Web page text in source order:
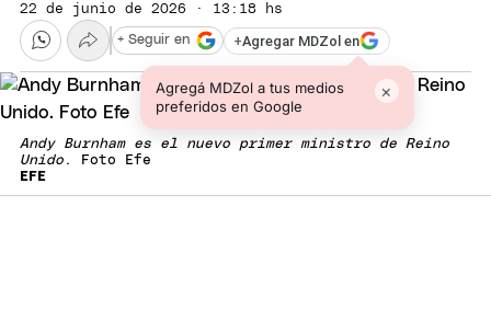
22 de junio de 2026 · 13:18 hs
+Agregar MDZol en
Agregá MDZol a tus medios
preferidos en Google
×
+ Seguir en
Andy Burnham es el nuevo primer ministro de Reino
Unido . Foto Efe
EFE